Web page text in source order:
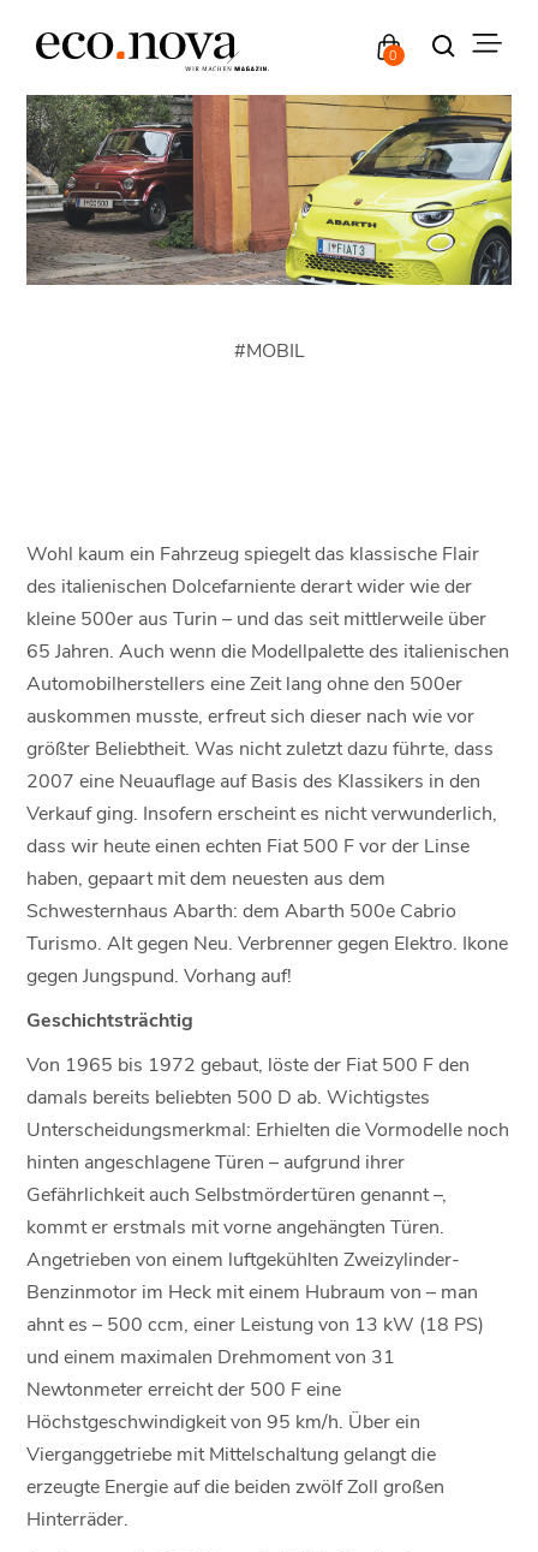
0
#MOBIL
Wohl kaum ein Fahrzeug spiegelt das klassische Flair
des italienischen Dolcefarniente derart wider wie der
kleine 500er aus Turin – und das seit mittlerweile über
65 Jahren. Auch wenn die Modellpalette des italienischen
Automobilherstellers eine Zeit lang ohne den 500er
auskommen musste, erfreut sich dieser nach wie vor
größter Beliebtheit. Was nicht zuletzt dazu führte, dass
2007 eine Neuauflage auf Basis des Klassikers in den
Verkauf ging. Insofern erscheint es nicht verwunderlich,
dass wir heute einen echten Fiat 500 F vor der Linse
haben, gepaart mit dem neuesten aus dem
Schwesternhaus Abarth: dem Abarth 500e Cabrio
Turismo. Alt gegen Neu. Verbrenner gegen Elektro. Ikone
gegen Jungspund. Vorhang auf!
Geschichtsträchtig
Von 1965 bis 1972 gebaut, löste der Fiat 500 F den
damals bereits beliebten 500 D ab. Wichtigstes
Unterscheidungsmerkmal: Erhielten die Vormodelle noch
hinten angeschlagene Türen – aufgrund ihrer
Gefährlichkeit auch Selbstmördertüren genannt –,
kommt er erstmals mit vorne angehängten Türen.
Angetrieben von einem luftgekühlten Zweizylinder-
Benzinmotor im Heck mit einem Hubraum von – man
ahnt es – 500 ccm, einer Leistung von 13 kW (18 PS)
und einem maximalen Drehmoment von 31
Newtonmeter erreicht der 500 F eine
Höchstgeschwindigkeit von 95 km/h. Über ein
Vierganggetriebe mit Mittelschaltung gelangt die
erzeugte Energie auf die beiden zwölf Zoll großen
Hinterräder.